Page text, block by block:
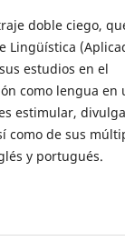
doble ciego,
Lingüística
estudios en el
como lengua en
estimular,
como de sus
y portugués.